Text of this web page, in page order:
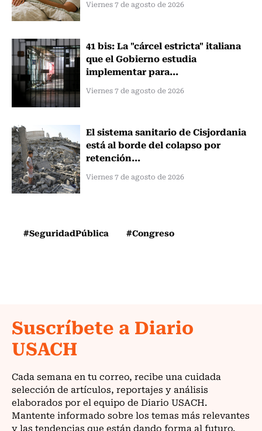
Viernes 7 de agosto de 2026
41 bis: La "cárcel estricta" italiana
que el Gobierno estudia
implementar para...
Viernes 7 de agosto de 2026
El sistema sanitario de Cisjordania
está al borde del colapso por
retención...
Viernes 7 de agosto de 2026
#SeguridadPública #Congreso